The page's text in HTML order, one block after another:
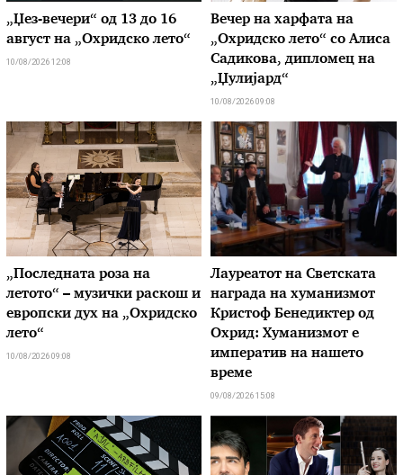
„Џез-вечери“ од 13 до 16
август на „Охридско лето“
10/08/2026 12:08
Вечер на харфата на
„Охридско лето“ со Алиса
Садикова, дипломец на
„Џулијард“
10/08/2026 09:08
„Последната роза на
летото“ – музички раскош и
европски дух на „Охридско
лето“
10/08/2026 09:08
Лауреатот на Светската
награда на хуманизмот
Кристоф Бенедиктер од
Охрид: Хуманизмот е
императив на нашето
време
09/08/2026 15:08